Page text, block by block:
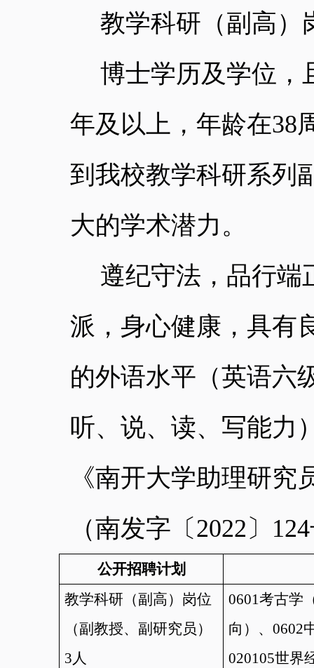
教学科研（副高）
博士学历及学位，
年及以上，年龄在38
到我校教学科研系列
大的学术潜力。
遵纪守法，品行端
派，身心健康，具有
的外语水平（英语六
听、说、读、写能力
《南开大学助理研
（南发字〔 2022 〕 124
公开招聘计划
教学科研（副高）岗位
（副教授、副研究员）
3人
0601考古学
向）、 0602
020105世界